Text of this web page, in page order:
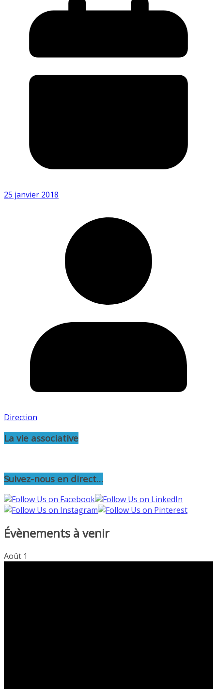
25 janvier 2018
Direction
La vie associative
Suivez-nous en direct…
Évènements à venir
Août 1